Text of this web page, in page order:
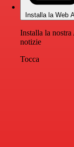
Installa la Web
Installa la
notizie
Tocca